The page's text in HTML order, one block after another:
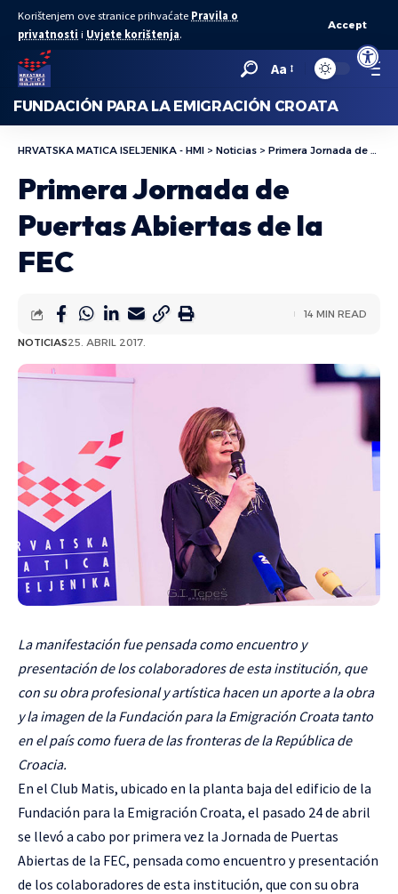
Abrir
Korištenjem ove stranice prihvaćate Pravila o
privatnosti i Uvjete korištenja.
Accept
Aa
FUNDACIÓN PARA LA EMIGRACIÓN CROATA
HRVATSKA MATICA ISELJENIKA - HMI > Noticias > Primera Jornada de Puertas Abiertas de la FEC
Primera Jornada de
Puertas Abiertas de la
FEC
NOTICIAS25. ABRIL 2017.
14 MIN READ
La manifestación fue pensada como encuentro y
presentación de los colaboradores de esta institución, que
con su obra profesional y artística hacen un aporte a la obra
y la imagen de la Fundación para la Emigración Croata tanto
en el país como fuera de las fronteras de la República de
Croacia.
En el Club Matis, ubicado en la planta baja del edificio de la
Fundación para la Emigración Croata, el pasado 24 de abril
se llevó a cabo por primera vez la Jornada de Puertas
Abiertas de la FEC, pensada como encuentro y presentación
de los colaboradores de esta institución, que con su obra